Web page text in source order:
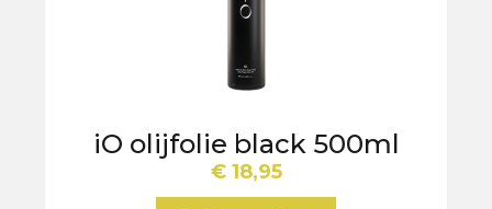
iO olijfolie black 500ml
€18,95